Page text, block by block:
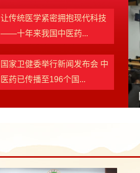
让传统医学紧密拥抱现代科技
——十年来我国中医药...
国家卫健委举行新闻发布会 中
医药已传播至196个国...